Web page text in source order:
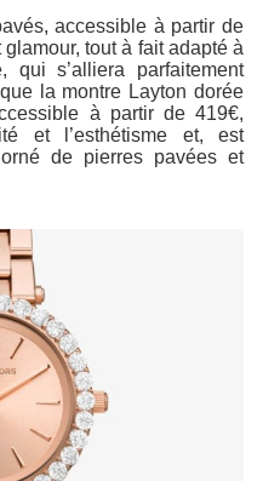
accessible à partir de
tout à fait adapté à
qui s’alliera parfaitement
la montre Layton dorée
à partir de 419€,
et l’esthétisme et, est
de pierres pavées et